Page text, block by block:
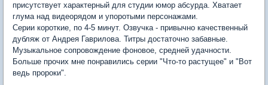
присутствует характерный для студии юмор абсурда. Хватает
глума над видеорядом и упоротыми персонажами.
Серии короткие, по 4-5 минут. Озвучка - привычно качественный
дубляж от Андрея Гаврилова. Титры достаточно забавные.
Музыкальное сопровождение фоновое, средней удачности.
Больше прочих мне понравились серии "Что-то растущее" и "Вот
ведь пророки".